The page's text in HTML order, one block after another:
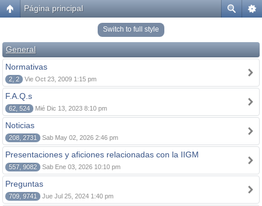
Página principal
Switch to full style
General
Normativas
2, 2 Vie Oct 23, 2009 1:15 pm
F.A.Q.s
62, 524 Mié Dic 13, 2023 8:10 pm
Noticias
208, 2731 Sab May 02, 2026 2:46 pm
Presentaciones y aficiones relacionadas con la IIGM
557, 9082 Sab Ene 03, 2026 10:10 pm
Preguntas
709, 9741 Jue Jul 25, 2024 1:40 pm